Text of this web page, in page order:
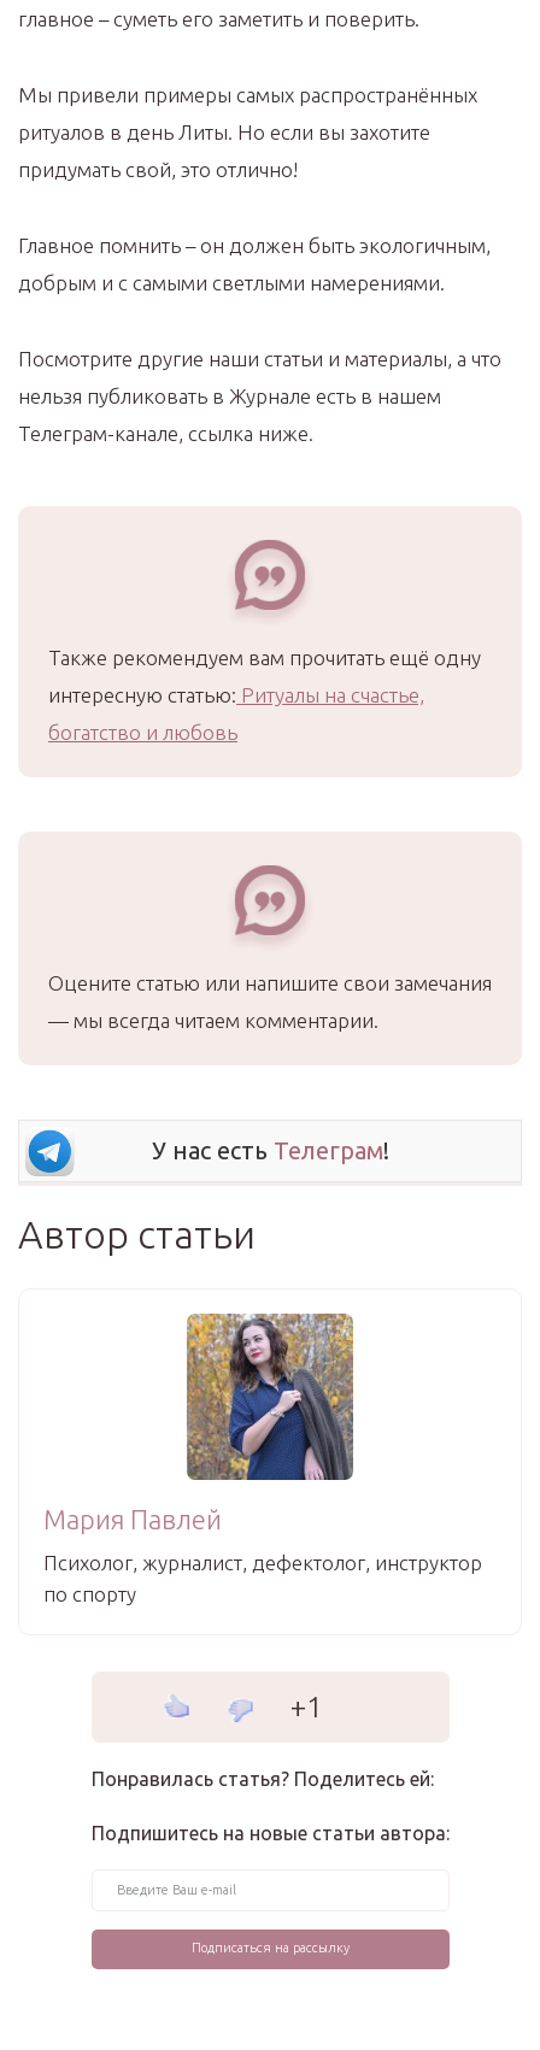
главное – суметь его заметить и поверить.
Мы привели примеры самых распространённых
ритуалов в день Литы. Но если вы захотите
придумать свой, это отлично!
Главное помнить – он должен быть экологичным,
добрым и с самыми светлыми намерениями.
Посмотрите другие наши статьи и материалы, а что
нельзя публиковать в Журнале есть в нашем
Телеграм-канале, ссылка ниже.
Также рекомендуем вам прочитать ещё одну
интересную статью: Ритуалы на счастье,
богатство и любовь
Оцените статью или напишите свои замечания
— мы всегда читаем комментарии.
У нас есть Телеграм!
Автор статьи
Мария Павлей
Психолог, журналист, дефектолог, инструктор
по спорту
+1
Понравилась статья? Поделитесь ей:
Подпишитесь на новые статьи автора: